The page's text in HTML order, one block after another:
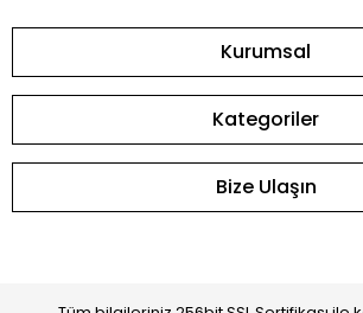
Kurumsal
Kategoriler
Bize Ulaşın